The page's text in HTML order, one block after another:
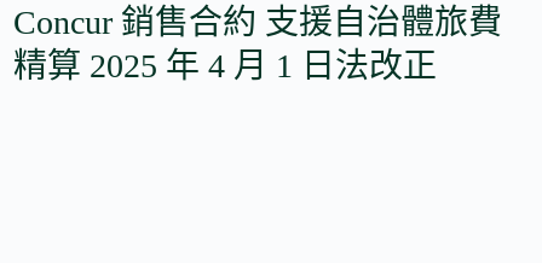
Concur 銷售合約 支援自治體旅費
精算 2025 年 4 月 1 日法改正